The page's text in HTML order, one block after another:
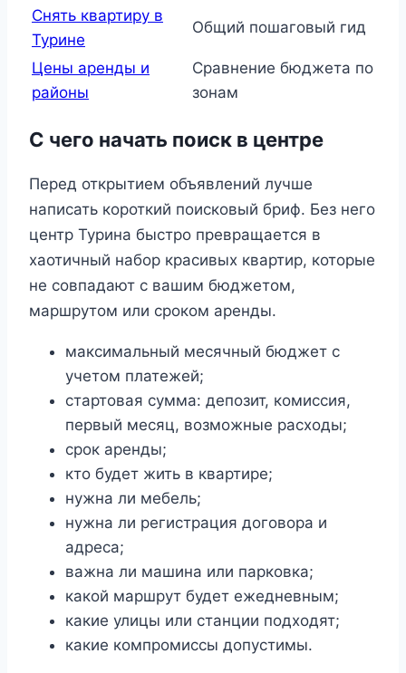
Снять квартиру в
Турине
Общий пошаговый гид
Цены аренды и
районы
Сравнение бюджета по
зонам
С чего начать поиск в центре
Перед открытием объявлений лучше
написать короткий поисковый бриф. Без него
центр Турина быстро превращается в
хаотичный набор красивых квартир, которые
не совпадают с вашим бюджетом,
маршрутом или сроком аренды.
максимальный месячный бюджет с
учетом платежей;
стартовая сумма: депозит, комиссия,
первый месяц, возможные расходы;
срок аренды;
кто будет жить в квартире;
нужна ли мебель;
нужна ли регистрация договора и
адреса;
важна ли машина или парковка;
какой маршрут будет ежедневным;
какие улицы или станции подходят;
какие компромиссы допустимы.